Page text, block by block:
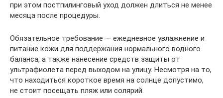
при этом постпилинговый уход должен длиться не менее
месяца после процедуры.
Обязательное требование — ежедневное увлажнение и
питание кожи для поддержания нормального водного
баланса, а также нанесение средств защиты от
ультрафиолета перед выходом на улицу. Несмотря на то,
что находиться короткое время на солнце допустимо,
не стоит посещать пляж или солярий.